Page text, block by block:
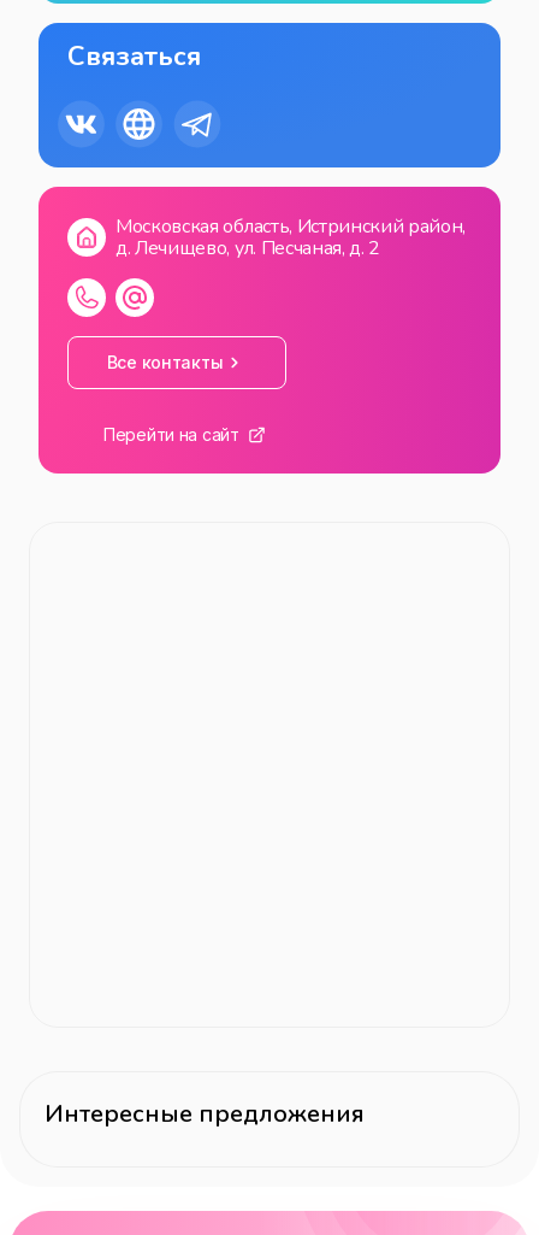
Связаться
Московская область, Истринский район,
д. Лечищево, ул. Песчаная, д. 2
Все контакты
Перейти на сайт
Интересные предложения